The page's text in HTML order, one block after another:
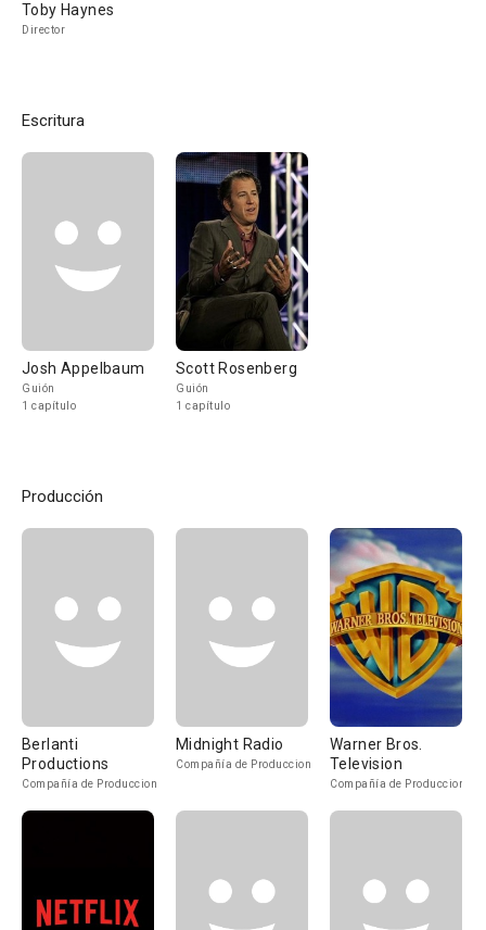
Toby Haynes
Director
Escritura
Josh Appelbaum
Guión
1 capítulo
Scott Rosenberg
Guión
1 capítulo
Producción
Berlanti
Productions
Compañía de Produccion
Midnight Radio
Compañía de Produccion
Warner Bros.
Television
Compañía de Produccion